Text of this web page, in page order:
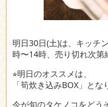
明日30日(土)は、キッチ
時〜14時、売り切れ次第
⭐︎明日のオススメは、
「筍炊き込みBOX」とな
今が旬のタケノコをどう